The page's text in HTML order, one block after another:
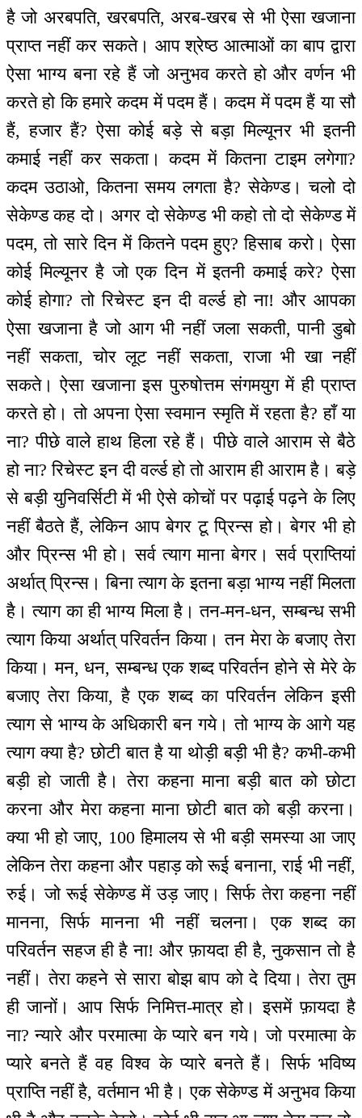
है जो अरबपति, खरबपति, अरब-खरब से भी ऐसा खजाना
प्राप्त नहीं कर सकते। आप श्रेष्ठ आत्माओं का बाप द्वारा
ऐसा भाग्य बना रहे हैं जो अनुभव करते हो और वर्णन भी
करते हो कि हमारे कदम में पदम हैं। कदम में पदम हैं या सौ
हैं, हजार हैं? ऐसा कोई बड़े से बड़ा मिल्यूनर भी इतनी
कमाई नहीं कर सकता। कदम में कितना टाइम लगेगा?
कदम उठाओ, कितना समय लगता है? सेकेण्ड। चलो दो
सेकेण्ड कह दो। अगर दो सेकेण्ड भी कहो तो दो सेकेण्ड में
पदम, तो सारे दिन में कितने पदम हुए? हिसाब करो। ऐसा
कोई मिल्यूनर है जो एक दिन में इतनी कमाई करे? ऐसा
कोई होगा? तो रिचेस्ट इन दी वर्ल्ड हो ना! और आपका
ऐसा खजाना है जो आग भी नहीं जला सकती, पानी डुबो
नहीं सकता, चोर लूट नहीं सकता, राजा भी खा नहीं
सकते। ऐसा खजाना इस पुरुषोत्तम संगमयुग में ही प्राप्त
करते हो। तो अपना ऐसा स्वमान स्मृति में रहता है? हाँ या
ना? पीछे वाले हाथ हिला रहे हैं। पीछे वाले आराम से बैठे
हो ना? रिचेस्ट इन दी वर्ल्ड हो तो आराम ही आराम है। बड़े
से बड़ी युनिवर्सिटी में भी ऐसे कोचों पर पढ़ाई पढ़ने के लिए
नहीं बैठते हैं, लेकिन आप बेगर टू प्रिन्स हो। बेगर भी हो
और प्रिन्स भी हो। सर्व त्याग माना बेगर। सर्व प्राप्तियां
अर्थात् प्रिन्स। बिना त्याग के इतना बड़ा भाग्य नहीं मिलता
है। त्याग का ही भाग्य मिला है। तन-मन-धन, सम्बन्ध सभी
त्याग किया अर्थात् परिवर्तन किया। तन मेरा के बजाए तेरा
किया। मन, धन, सम्बन्ध एक शब्द परिवर्तन होने से मेरे के
बजाए तेरा किया, है एक शब्द का परिवर्तन लेकिन इसी
त्याग से भाग्य के अधिकारी बन गये। तो भाग्य के आगे यह
त्याग क्या है? छोटी बात है या थोड़ी बड़ी भी है? कभी-कभी
बड़ी हो जाती है। तेरा कहना माना बड़ी बात को छोटा
करना और मेरा कहना माना छोटी बात को बड़ी करना।
क्या भी हो जाए, 100 हिमालय से भी बड़ी समस्या आ जाए
लेकिन तेरा कहना और पहाड़ को रूई बनाना, राई भी नहीं,
रुई। जो रूई सेकेण्ड में उड़ जाए। सिर्फ तेरा कहना नहीं
मानना, सिर्फ मानना भी नहीं चलना। एक शब्द का
परिवर्तन सहज ही है ना! और फ़ायदा ही है, नुकसान तो है
नहीं। तेरा कहने से सारा बोझ बाप को दे दिया। तेरा तुम
ही जानों। आप सिर्फ निमित्त-मात्र हो। इसमें फ़ायदा है
ना? न्यारे और परमात्मा के प्यारे बन गये। जो परमात्मा के
प्यारे बनते हैं वह विश्व के प्यारे बनते हैं। सिर्फ भविष्य
प्राप्ति नहीं है, वर्तमान भी है। एक सेकेण्ड में अनुभव किया